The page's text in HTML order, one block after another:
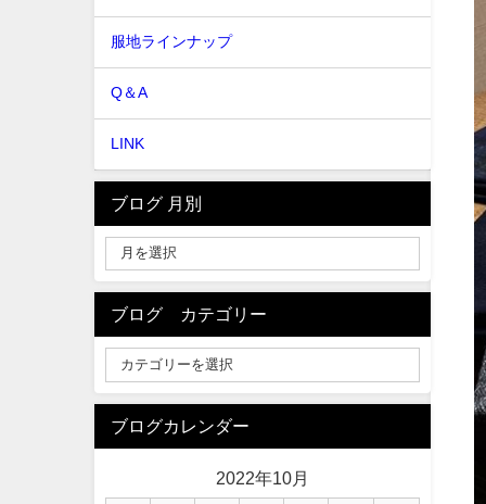
服地ラインナップ
Q＆A
LINK
ブログ 月別
ブログ カテゴリー
ブログカレンダー
2022年10月